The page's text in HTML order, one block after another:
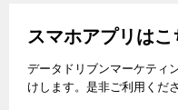
スマホアプリはこ
データドリブンマーケティ
けします。是非ご利用くださ